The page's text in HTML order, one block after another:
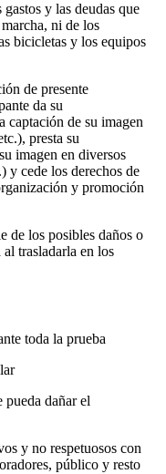
y las deudas que
ni de los
bicicletas y los equipos
de presente
da su
captación de su imagen
presta su
imagen en diversos
y cede los derechos de
y promoción
de los posibles daños o
trasladarla en los
toda la prueba
dañar el
y no respetuosos con
público y resto